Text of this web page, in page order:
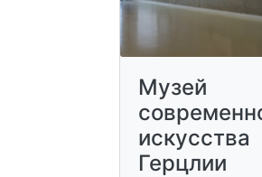
Музей
искусства
Герцлии